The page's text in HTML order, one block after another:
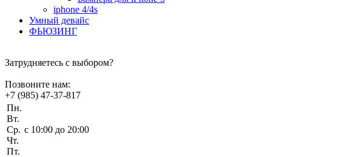
iphone 4/4s
Умный девайс
ФЬЮЗИНГ
Затрудняетесь с выбором?
Позвоните нам:
+7 (985) 47-37-817
Пн.
Вт.
Ср.
Чт.
Пт.
c 10:00 до 20:00